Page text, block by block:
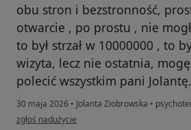
obu stron i bezstronność,
otwarcie , po prostu , nie
to był strzał w 10000000 , to
wizyta, lecz nie ostatnia,
polecić wszystkim pani Jolantę.
30 maja 2026 • Jolanta Ziobrowska •
w opinii użytkownika Rafał
zgłoś nadużycie